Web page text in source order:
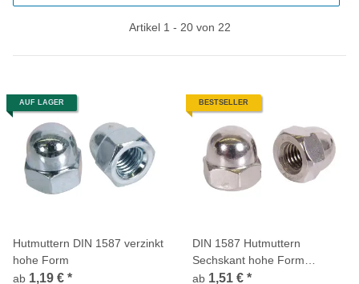
Artikel 1 - 20 von 22
AUF LAGER
Hutmuttern DIN 1587 verzinkt
hohe Form
ab 1,19 € *
BESTSELLER
DIN 1587 Hutmuttern
Sechskant hohe Form
Edelstahl A2
ab 1,51 € *